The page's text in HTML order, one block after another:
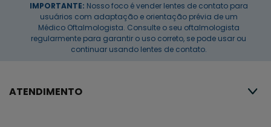
IMPORTANTE: Nosso foco é vender lentes de contato para
usuários com adaptação e orientação prévia de um
Médico Oftalmologista. Consulte o seu oftalmologista
regularmente para garantir o uso correto, se pode usar ou
continuar usando lentes de contato.
ATENDIMENTO